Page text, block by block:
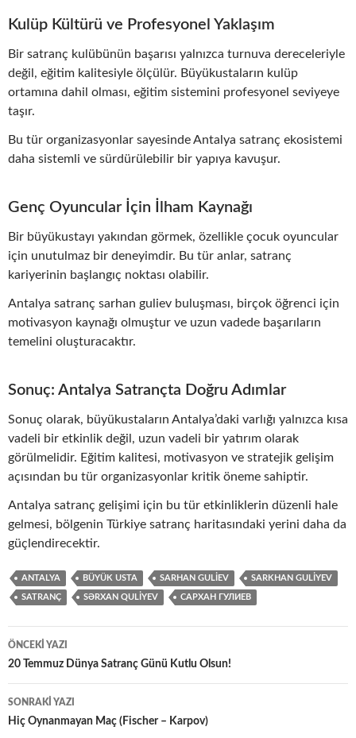
Kulüp Kültürü ve Profesyonel Yaklaşım
Bir satranç kulübünün başarısı yalnızca turnuva dereceleriyle
değil, eğitim kalitesiyle ölçülür. Büyükustaların kulüp
ortamına dahil olması, eğitim sistemini profesyonel seviyeye
taşır.
Bu tür organizasyonlar sayesinde Antalya satranç ekosistemi
daha sistemli ve sürdürülebilir bir yapıya kavuşur.
Genç Oyuncular İçin İlham Kaynağı
Bir büyükustayı yakından görmek, özellikle çocuk oyuncular
için unutulmaz bir deneyimdir. Bu tür anlar, satranç
kariyerinin başlangıç noktası olabilir.
Antalya satranç sarhan guliev buluşması, birçok öğrenci için
motivasyon kaynağı olmuştur ve uzun vadede başarıların
temelini oluşturacaktır.
Sonuç: Antalya Satrançta Doğru Adımlar
Sonuç olarak, büyükustaların Antalya’daki varlığı yalnızca kısa
vadeli bir etkinlik değil, uzun vadeli bir yatırım olarak
görülmelidir. Eğitim kalitesi, motivasyon ve stratejik gelişim
açısından bu tür organizasyonlar kritik öneme sahiptir.
Antalya satranç gelişimi için bu tür etkinliklerin düzenli hale
gelmesi, bölgenin Türkiye satranç haritasındaki yerini daha da
güçlendirecektir.
ANTALYA BÜYÜK USTA SARHAN GULIEV SARKHAN GULIYEV
SATRANÇ SƏRXAN QULIYEV САРХАН ГУЛИЕВ
Yazı
dolaşımı
ÖNCEKI YAZI
20 Temmuz Dünya Satranç Günü Kutlu Olsun!
SONRAKI YAZI
Hiç Oynanmayan Maç (Fischer – Karpov)